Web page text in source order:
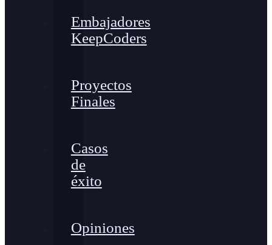
Embajadores
KeepCoders
Proyectos
Finales
Casos
de
éxito
Opiniones